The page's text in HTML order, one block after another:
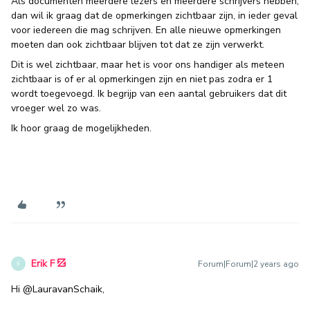
dan wil ik graag dat de opmerkingen zichtbaar zijn, in ieder geval
voor iedereen die mag schrijven. En alle nieuwe opmerkingen
moeten dan ook zichtbaar blijven tot dat ze zijn verwerkt.
Dit is wel zichtbaar, maar het is voor ons handiger als meteen
zichtbaar is of er al opmerkingen zijn en niet pas zodra er 1
wordt toegevoegd. Ik begrijp van een aantal gebruikers dat dit
vroeger wel zo was.
Ik hoor graag de mogelijkheden.
E Erik F Forum|Forum|2 years ago
Hi @LauravanSchaik,